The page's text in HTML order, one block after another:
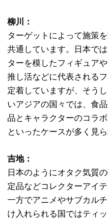
柳川：
ターゲットによって施策
共通しています。日本で
ターを模したフィギュア
推し活などに代表される
定着していますが、そう
いアジアの国々では、食
品とキャラクターのコラ
といったケースが多く見ら
吉地：
日本のようにオタク気質
定品などコレクターアイ
一方でアニメやサブカル
け入れられる国ではティ